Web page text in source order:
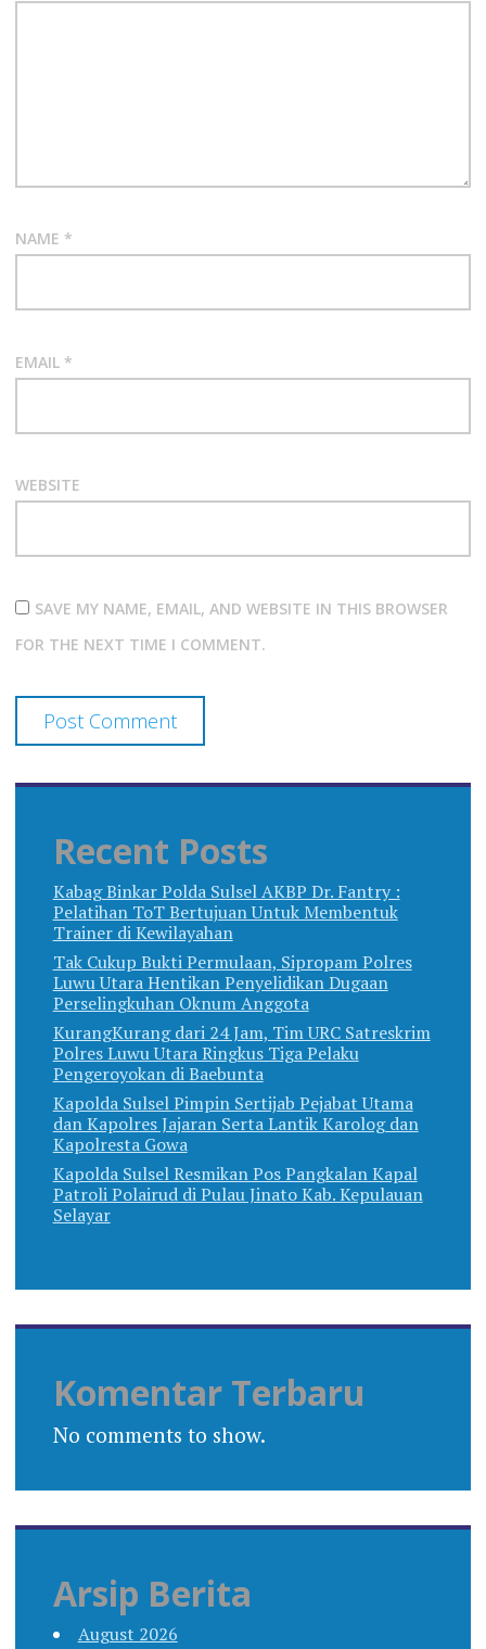
NAME *
EMAIL *
WEBSITE
SAVE MY NAME, EMAIL, AND WEBSITE IN THIS BROWSER
FOR THE NEXT TIME I COMMENT.
Recent Posts
Kabag Binkar Polda Sulsel AKBP Dr. Fantry :
Pelatihan ToT Bertujuan Untuk Membentuk
Trainer di Kewilayahan
Tak Cukup Bukti Permulaan, Sipropam Polres
Luwu Utara Hentikan Penyelidikan Dugaan
Perselingkuhan Oknum Anggota
KurangKurang dari 24 Jam, Tim URC Satreskrim
Polres Luwu Utara Ringkus Tiga Pelaku
Pengeroyokan di Baebunta
Kapolda Sulsel Pimpin Sertijab Pejabat Utama
dan Kapolres Jajaran Serta Lantik Karolog dan
Kapolresta Gowa
Kapolda Sulsel Resmikan Pos Pangkalan Kapal
Patroli Polairud di Pulau Jinato Kab. Kepulauan
Selayar
Komentar Terbaru
No comments to show.
Arsip Berita
August 2026